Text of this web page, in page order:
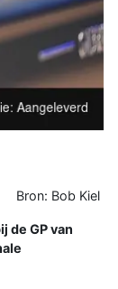
Bron: Bob Kiel
de GP van